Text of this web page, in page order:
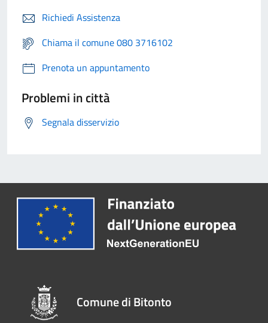
Richiedi Assistenza
Chiama il comune 080 3716102
Prenota un appuntamento
Problemi in città
Segnala disservizio
Comune di Bitonto